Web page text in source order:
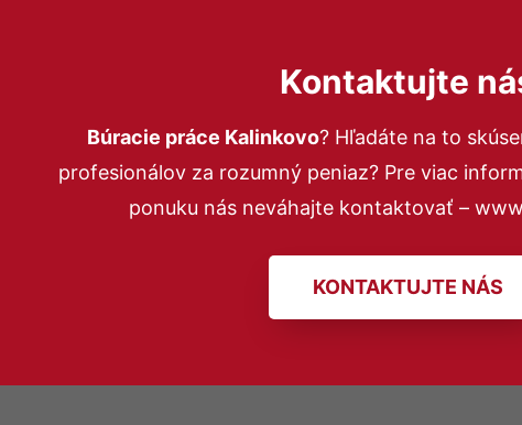
Kontaktujte
Búracie práce Kalinkovo? Hľadáte na to
profesionálov za rozumný peniaz? Pre viac
ponuku nás neváhajte kontaktovať –
KONTAKTUJTE NÁS